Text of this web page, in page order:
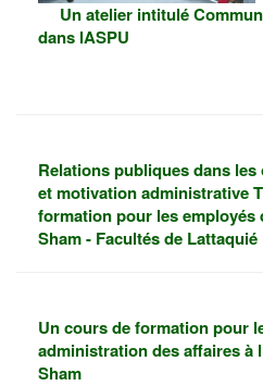
Un atelier intitulé
dans lASPU
Relations publiques dans
et motivation administrative
formation pour les employés
Sham - Facultés de Lattaquié
Un cours de formation pour
administration des affaires à
Sham